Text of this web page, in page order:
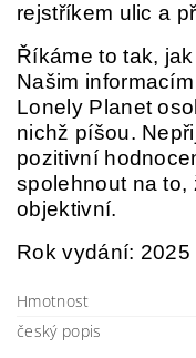
rejstříkem ulic a
Říkáme to tak,
Našim
Lonely Planet
nichž píšou.
pozitivní
spolehnout na to,
objektivní.
Rok vydání: 2025
Hmotnost
český popis